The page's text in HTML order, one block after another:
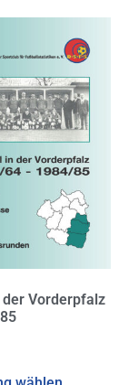
Vorderpfalz